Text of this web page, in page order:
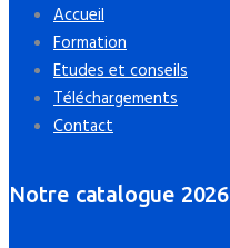
Accueil
Formation
Etudes et conseils
Téléchargements
Contact
Notre catalogue 2026